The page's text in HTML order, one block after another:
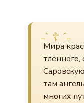
Мира
там
многих